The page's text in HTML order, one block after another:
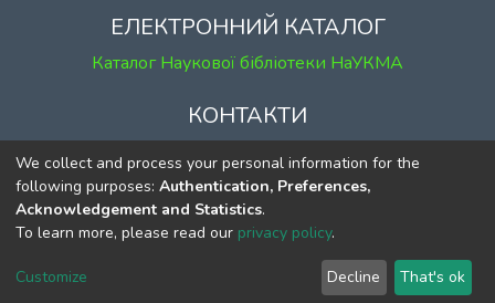
модифікованого ВНТ і вихідного
текстурованого кремнію. Показано, що
для модифікованого ВНТ кремнію сила
вихідного текстурованого кремнію,
значеннях напруги (40 та 60 мВ
відповідно), що свідчить про високу
емісію електронів із ВНТ. Таким чином,
покриття поверхні текстурованих
їхню ефективність як елементу
ЕЛЕКТРОННИЙ КАТАЛОГ
Каталог Наукової бібліотеки НаУКМА
КОНТАКТИ
м. Київ, вул. Григорія Сковороди, 2
к. 1, к. 120
тел. (044) 463-69-31
ekmair@ukma.edu.ua
We collect and process your personal information for the
following purposes: Authentication, Preferences,
Acknowledgement and Statistics.
To learn more, please read our privacy policy.
Customize Decline That's ok